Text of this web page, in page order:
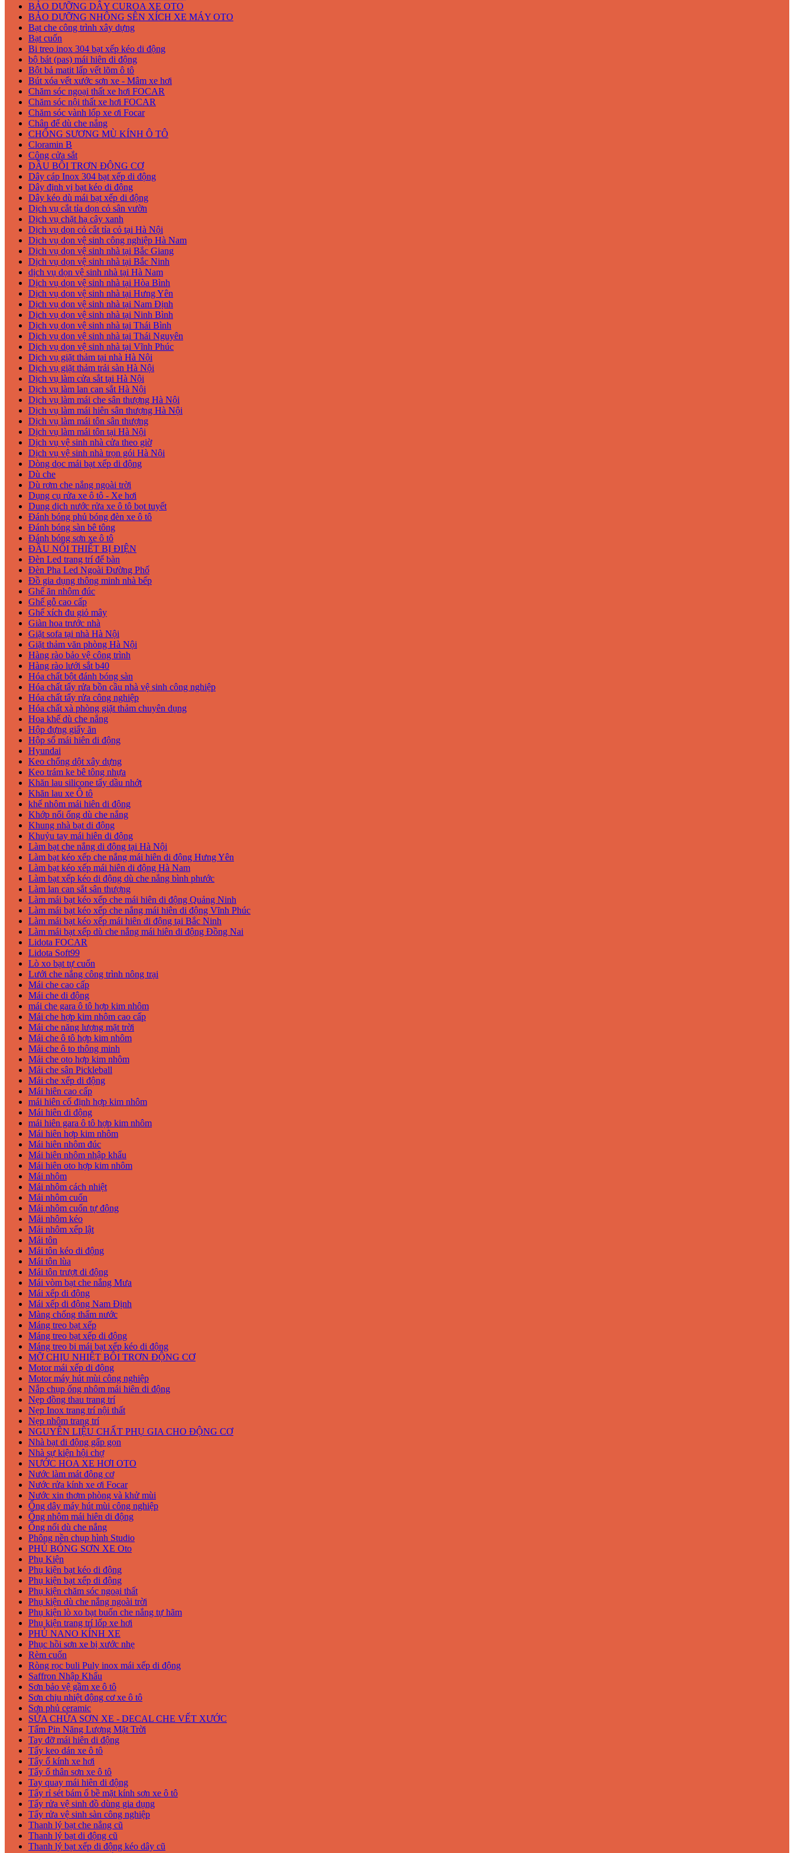
BẢO DƯỠNG DÂY CUROA XE OTO
BẢO DƯỠNG NHÔNG SÊN XÍCH XE MÁY OTO
Bạt che công trình xây dựng
Bạt cuốn
Bi treo inox 304 bạt xếp kéo di động
bộ bát (pas) mái hiên di động
Bột bả matit lấp vết lõm ô tô
Bút xóa vết xước sơn xe - Mâm xe hơi
Chăm sóc ngoại thất xe hơi FOCAR
Chăm sóc nội thất xe hơi FOCAR
Chăm sóc vành lốp xe ơi Focar
Chân đế dù che nắng
CHỐNG SƯƠNG MÙ KÍNH Ô TÔ
Cloramin B
Công cửa sắt
DẦU BÔI TRƠN ĐỘNG CƠ
Dây cáp Inox 304 bạt xếp di động
Dây định vị bạt kéo di động
Dây kéo dù mái bạt xếp di động
Dịch vụ cắt tỉa dọn cỏ sân vườn
Dịch vụ chặt hạ cây xanh
Dịch vụ dọn cỏ cắt tỉa cỏ tại Hà Nội
Dịch vụ dọn vệ sinh công nghiệp Hà Nam
Dịch vụ dọn vệ sinh nhà tại Bắc Giang
Dịch vụ dọn vệ sinh nhà tại Bắc Ninh
dịch vụ dọn vệ sinh nhà tại Hà Nam
Dịch vụ dọn vệ sinh nhà tại Hòa Bình
Dịch vụ dọn vệ sinh nhà tại Hưng Yên
Dịch vụ dọn vệ sinh nhà tại Nam Định
Dịch vụ dọn vệ sinh nhà tại Ninh Bình
Dịch vụ dọn vệ sinh nhà tại Thái Bình
Dịch vụ dọn vệ sinh nhà tại Thái Nguyên
Dịch vụ dọn vệ sinh nhà tại Vĩnh Phúc
Dịch vụ giặt thảm tại nhà Hà Nội
Dịch vụ giặt thảm trải sàn Hà Nội
Dịch vụ làm cửa sắt tại Hà Nội
Dịch vụ làm lan can sắt Hà Nội
Dịch vụ làm mái che sân thượng Hà Nội
Dịch vụ làm mái hiên sân thượng Hà Nội
Dịch vụ làm mái tôn sân thượng
Dịch vụ làm mái tôn tại Hà Nội
Dịch vụ vệ sinh nhà cửa theo giờ
Dịch vụ vệ sinh nhà trọn gói Hà Nội
Dòng dọc mái bạt xếp di động
Dù che
Dù rơm che nắng ngoài trời
Dụng cụ rửa xe ô tô - Xe hơi
Dung dịch nước rửa xe ô tô bọt tuyết
Đánh bóng phủ bóng đèn xe ô tô
Đánh bóng sàn bê tông
Đánh bóng sơn xe ô tô
ĐẦU NỐI THIẾT BỊ ĐIỆN
Đèn Led trang trí để bàn
Đèn Pha Led Ngoài Đường Phố
Đồ gia dụng thông minh nhà bếp
Ghế ăn nhôm đúc
Ghế gỗ cao cấp
Ghế xích đu giỏ mây
Giàn hoa trước nhà
Giặt sofa tại nhà Hà Nội
Giặt thảm văn phòng Hà Nội
Hàng rào bảo vệ công trình
Hàng rào lưới sắt b40
Hóa chất bột đánh bóng sàn
Hóa chất tẩy rửa bồn cầu nhà vệ sinh công nghiệp
Hóa chất tẩy rửa công nghiệp
Hóa chất xà phòng giặt thảm chuyên dụng
Hoa khế dù che nắng
Hộp đựng giấy ăn
Hộp số mái hiên di động
Hyundai
Keo chống dột xây dựng
Keo trám ke bê tông nhựa
Khăn lau silicone tẩy dầu nhớt
Khăn lau xe Ô tô
khế nhôm mái hiên di động
Khớp nối ống dù che nắng
Khung nhà bạt di động
Khuỷu tay mái hiên di động
Làm bạt che nắng di động tại Hà Nội
Làm bạt kéo xếp che nắng mái hiên di động Hưng Yên
Làm bạt kéo xếp mái hiên di động Hà Nam
Làm bạt xếp kéo di động dù che nắng bình phước
Làm lan can sắt sân thượng
Làm mái bạt kéo xếp che mái hiên di động Quảng Ninh
Làm mái bạt kéo xếp che nắng mái hiên di động Vĩnh Phúc
Làm mái bạt kéo xếp mái hiên di động tại Bắc Ninh
Làm mái bạt xếp dù che nắng mái hiên di động Đồng Nai
Lidota FOCAR
Lidota Soft99
Lò xo bạt tự cuốn
Lưới che nắng công trình nông trại
Mái che cao cấp
Mái che di động
mái che gara ô tô hợp kim nhôm
Mái che hợp kim nhôm cao cấp
Mái che năng lượng mặt trời
Mái che ô tô hợp kim nhôm
Mái che ô to thông minh
Mái che oto hợp kim nhôm
Mái che sân Pickleball
Mái che xếp di động
Mái hiên cao cấp
mái hiên cố định hợp kim nhôm
Mái hiên di động
mái hiên gara ô tô hợp kim nhôm
Mái hiên hợp kim nhôm
Mái hiên nhôm đúc
Mái hiên nhôm nhập khẩu
Mái hiên oto hợp kim nhôm
Mái nhôm
Mái nhôm cách nhiệt
Mái nhôm cuốn
Mái nhôm cuốn tự động
Mái nhôm kéo
Mái nhôm xếp lật
Mái tôn
Mái tôn kéo di động
Mái tôn lùa
Mái tôn trượt di động
Mái vòm bạt che nắng Mưa
Mái xếp di động
Mái xếp di động Nam Định
Màng chống thấm nước
Máng treo bạt xếp
Máng treo bạt xếp di động
Máng treo bi mái bạt xếp kéo di động
MỠ CHỊU NHIỆT BÔI TRƠN ĐỘNG CƠ
Motor mái xếp di động
Motor máy hút mùi công nghiệp
Nắp chụp ống nhôm mái hiên di động
Nẹp đồng thau trang trí
Nẹp Inox trang trí nội thất
Nẹp nhôm trang trí
NGUYÊN LIỆU CHẤT PHỤ GIA CHO ĐỘNG CƠ
Nhà bạt di động gấp gọn
Nhà sự kiện hội chợ
NƯỚC HOA XE HƠI OTO
Nước làm mát động cơ
Nước rửa kính xe ơi Focar
Nước xin thơm phòng và khử mùi
Ống dây máy hút mùi công nghiệp
Ống nhôm mái hiên di động
Ống nối dù che nắng
Phông nền chụp hình Studio
PHỦ BÓNG SƠN XE Oto
Phụ Kiện
Phụ kiện bạt kéo di động
Phụ kiện bạt xếp di động
Phụ kiện chăm sóc ngoại thất
Phụ kiện dù che nắng ngoài trời
Phụ kiện lò xo bạt buốn che nắng tự hãm
Phụ kiện trang trí lốp xe hơi
PHỦ NANO KÍNH XE
Phục hồi sơn xe bị xước nhẹ
Rèm cuốn
Ròng rọc buli Puly inox mái xếp di động
Saffron Nhập Khẩu
Sơn bảo vệ gầm xe ô tô
Sơn chịu nhiệt động cơ xe ô tô
Sơn phủ ceramic
SỬA CHỬA SƠN XE - DECAL CHE VẾT XƯỚC
Tấm Pin Năng Lượng Mặt Trời
Tay đỡ mái hiên di động
Tẩy keo dán xe ô tô
Tẩy ố kính xe hơi
Tẩy ố thân sơn xe ô tô
Tay quay mái hiên di động
Tẩy rỉ sét bám ố bề mặt kính sơn xe ô tô
Tẩy rửa vệ sinh đồ dùng gia dụng
Tẩy rửa vệ sinh sàn công nghiệp
Thanh lý bạt che nắng cũ
Thanh lý bạt di động cũ
Thanh lý bạt xếp di động kéo dây cũ